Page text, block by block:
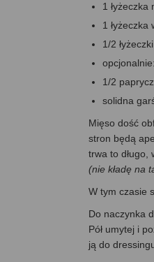
1 łyżeczka
1 łyżeczka
1/2
1/2
solidna
Mięso dość
stron będą
trwa to długo,
(nie kładę na
W tym czasie
Do naczynka
Pół umytej i
ją do